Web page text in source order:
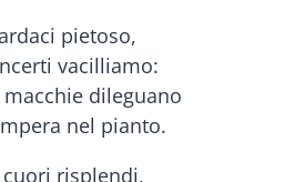
pietoso,
vacilliamo:
dileguano
nel pianto.
risplendi,